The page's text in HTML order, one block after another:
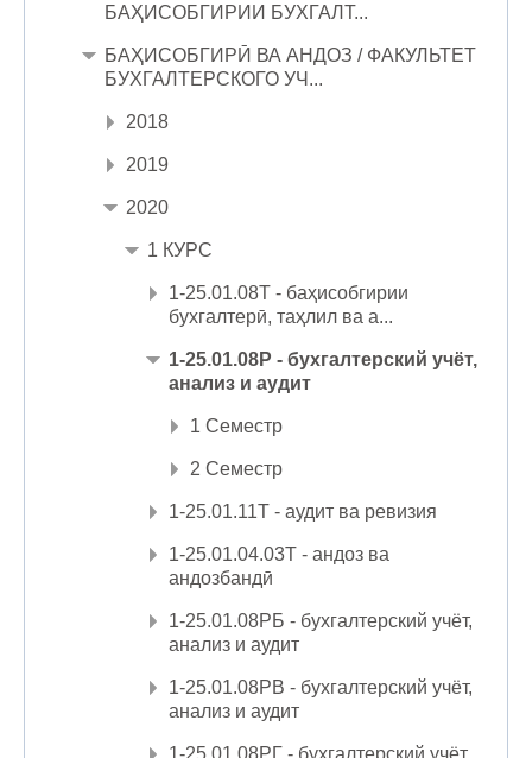
БАҲИСОБГИРИИ БУХГАЛТ...
БАҲИСОБГИРӢ ВА АНДОЗ / ФАКУЛЬТЕТ
БУХГАЛТЕРСКОГО УЧ...
2018
2019
2020
1 КУРС
1-25.01.08Т - баҳисобгирии
бухгалтерӣ, таҳлил ва а...
1-25.01.08Р - бухгалтерский учёт,
анализ и аудит
1 Семестр
2 Семестр
1-25.01.11Т - аудит ва ревизия
1-25.01.04.03Т - андоз ва
андозбандӣ
1-25.01.08РБ - бухгалтерский учёт,
анализ и аудит
1-25.01.08РВ - бухгалтерский учёт,
анализ и аудит
1-25.01.08РГ - бухгалтерский учёт,